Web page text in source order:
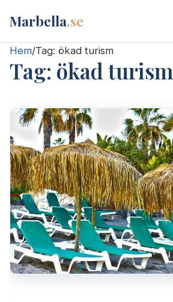
Marbella.se
Hem/Tag: ökad turism
Tag: ökad turism